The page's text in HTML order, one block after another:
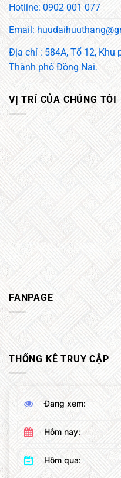
Hotline: 0902 001 077
Email:
Địa chỉ : 584A, Tổ 12, Khu
Thành phố Đồng Nai.
VỊ TRÍ CỦA CHÚNG TÔI
FANPAGE
THỐNG KÊ TRUY CẬP
Đang xem:
Hôm nay:
Hôm qua: